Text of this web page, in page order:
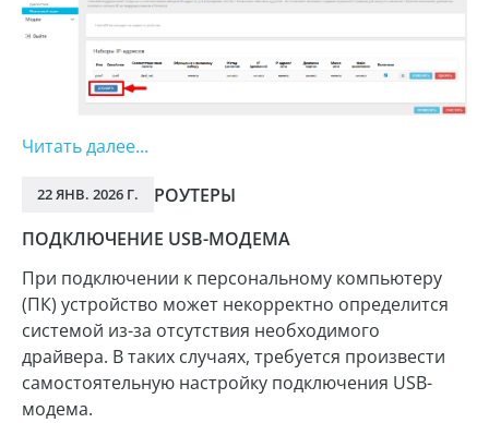
Читать далее...
22 ЯНВ. 2026 Г.
РОУТЕРЫ
ПОДКЛЮЧЕНИЕ USB-МОДЕМА
При подключении к персональному компьютеру
(ПК) устройство может некорректно определится
системой из-за отсутствия необходимого
драйвера. В таких случаях, требуется произвести
самостоятельную настройку подключения USB-
модема.